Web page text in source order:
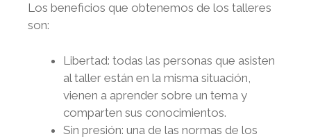
Los beneficios que obtenemos de los talleres
son:
Libertad: todas las personas que asisten
al taller están en la misma situación,
vienen a aprender sobre un tema y
comparten sus conocimientos.
Sin presión: una de las normas de los